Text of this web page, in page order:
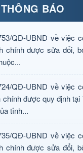
THÔNG BÁO
QĐ-UBND về việc
chính được sửa đổi,
QĐ-UBND về việc
chính được quy định tại
tỉnh...
QĐ-UBND về việc
chính được sửa đổi,